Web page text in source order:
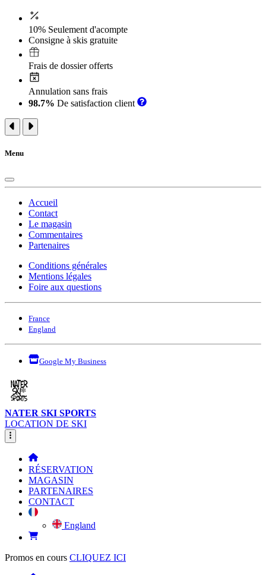
10% Seulement d'acompte
Consigne à skis gratuite
Frais de dossier offerts
Annulation sans frais
98.7% De satisfaction client
Menu
Accueil
Contact
Le magasin
Commentaires
Partenaires
Conditions générales
Mentions légales
Foire aux questions
France
England
Google My Business
NATER SKI SPORTS
LOCATION DE SKI
RÉSERVATION
MAGASIN
PARTENAIRES
CONTACT
England
Promos en cours CLIQUEZ ICI